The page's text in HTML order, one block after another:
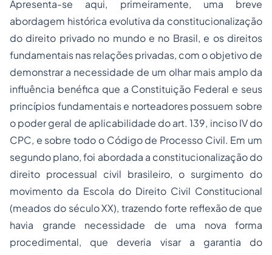
Apresenta-se aqui, primeiramente, uma breve
abordagem histórica evolutiva da constitucionalização
do direito privado no mundo e no Brasil, e os direitos
fundamentais nas relações privadas, com o objetivo de
demonstrar a necessidade de um olhar mais amplo da
influência benéfica que a Constituição Federal e seus
princípios fundamentais e norteadores possuem sobre
o poder geral de aplicabilidade do art. 139, inciso IV do
CPC, e sobre todo o Código de Processo Civil. Em um
segundo plano, foi abordada a constitucionalização do
direito processual civil brasileiro, o surgimento do
movimento da Escola do Direito Civil Constitucional
(meados do século XX), trazendo forte reflexão de que
havia grande necessidade de uma nova forma
procedimental, que deveria visar a garantia do